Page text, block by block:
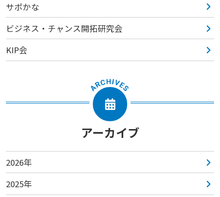
サポかな
ビジネス・チャンス開拓研究会
KIP会
アーカイブ
2026年
2025年